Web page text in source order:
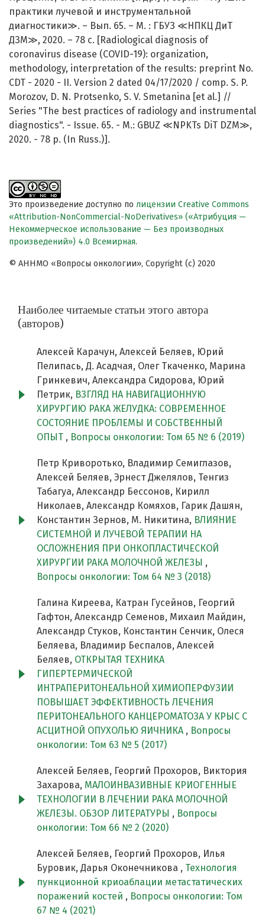
практики лучевой и инструментальной
диагностики≫. – Вып. 65. – М. : ГБУЗ ≪НПКЦ ДиТ
ДЗМ≫, 2020. – 78 с. [Radiological diagnosis of
coronavirus disease (COVID-19): organization,
methodology, interpretation of the results: preprint No.
CDT - 2020 - II. Version 2 dated 04/17/2020 / comp. S. P.
Morozov, D. N. Protsenko, S. V. Smetanina [et al.] //
Series "The best practices of radiology and instrumental
diagnostics". - Issue. 65. - M.: GBUZ ≪NPKTs DiT DZM≫,
2020. - 78 p. (In Russ.)].
Это произведение доступно по лицензии Creative Commons
«Attribution-NonCommercial-NoDerivatives» («Атрибуция —
Некоммерческое использование — Без производных
произведений») 4.0 Всемирная.
© АННМО «Вопросы онкологии», Copyright (c) 2020
Наиболее читаемые статьи этого автора
(авторов)
Алексей Карачун, Алексей Беляев, Юрий
Пелипась, Д. Асадчая, Олег Ткаченко, Марина
Гринкевич, Александра Сидорова, Юрий
Петрик, ВЗГЛЯД НА НАВИГАЦИОННУЮ
ХИРУРГИЮ РАКА ЖЕЛУДКА: СОВРЕМЕННОЕ
СОСТОЯНИЕ ПРОБЛЕМЫ И СОБСТВЕННЫЙ
ОПЫТ , Вопросы онкологии: Том 65 № 6 (2019)
Петр Криворотько, Владимир Семиглазов,
Алексей Беляев, Эрнест Джелялов, Тенгиз
Табагуа, Александр Бессонов, Кирилл
Николаев, Александр Комяхов, Гарик Дашян,
Константин Зернов, М. Никитина, ВЛИЯНИЕ
СИСТЕМНОЙ И ЛУЧЕВОЙ ТЕРАПИИ НА
ОСЛОЖНЕНИЯ ПРИ ОНКОПЛАСТИЧЕСКОЙ
ХИРУРГИИ РАКА МОЛОЧНОЙ ЖЕЛЕЗЫ ,
Вопросы онкологии: Том 64 № 3 (2018)
Галина Киреева, Катран Гусейнов, Георгий
Гафтон, Александр Семенов, Михаил Майдин,
Александр Стуков, Константин Сенчик, Олеся
Беляева, Владимир Беспалов, Алексей
Беляев, ОТКРЫТАЯ ТЕХНИКА
ГИПЕРТЕРМИЧЕСКОЙ
ИНТРАПЕРИТОНЕАЛЬНОЙ ХИМИОПЕРФУЗИИ
ПОВЫШАЕТ ЭФФЕКТИВНОСТЬ ЛЕЧЕНИЯ
ПЕРИТОНЕАЛЬНОГО КАНЦЕРОМАТОЗА У КРЫС С
АСЦИТНОЙ ОПУХОЛЬЮ ЯИЧНИКА , Вопросы
онкологии: Том 63 № 5 (2017)
Алексей Беляев, Георгий Прохоров, Виктория
Захарова, МАЛОИНВАЗИВНЫЕ КРИОГЕННЫЕ
ТЕХНОЛОГИИ В ЛЕЧЕНИИ РАКА МОЛОЧНОЙ
ЖЕЛЕЗЫ. ОБЗОР ЛИТЕРАТУРЫ , Вопросы
онкологии: Том 66 № 2 (2020)
Алексей Беляев, Георгий Прохоров, Илья
Буровик, Дарья Оконечникова , Технология
пункционной криоаблации метастатических
поражений костей , Вопросы онкологии: Том
67 № 4 (2021)